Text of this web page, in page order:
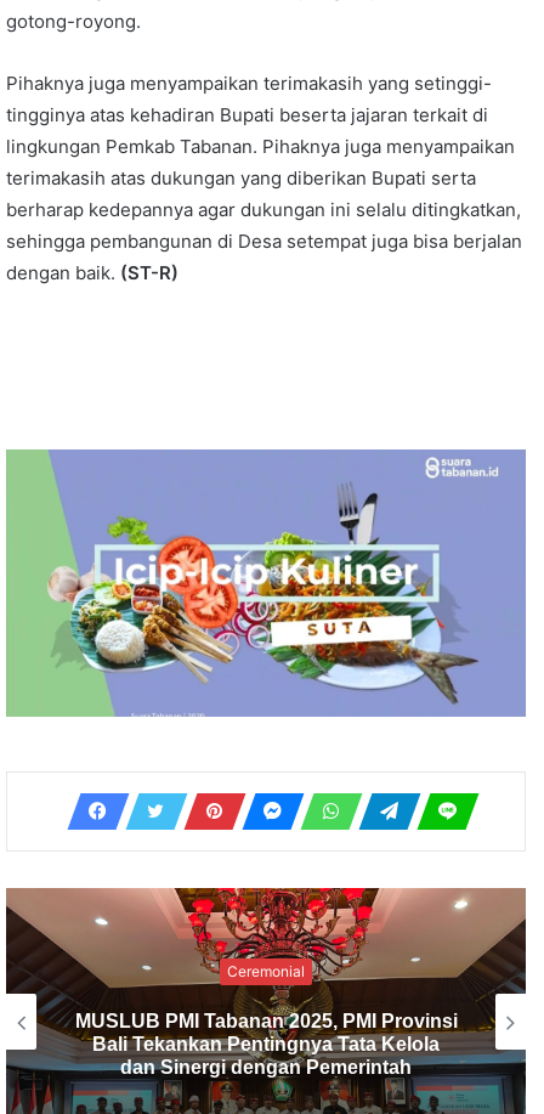
gotong-royong.
Pihaknya juga menyampaikan terimakasih yang setinggi-
tingginya atas kehadiran Bupati beserta jajaran terkait di
lingkungan Pemkab Tabanan. Pihaknya juga menyampaikan
terimakasih atas dukungan yang diberikan Bupati serta
berharap kedepannya agar dukungan ini selalu ditingkatkan,
sehingga pembangunan di Desa setempat juga bisa berjalan
dengan baik. (ST-R)
Ceremonial
PMI Kabupaten Tabanan Gelar
Musyawarah Luar Biasa, I Made Dirga
Terpilih sebagai Ketua Baru